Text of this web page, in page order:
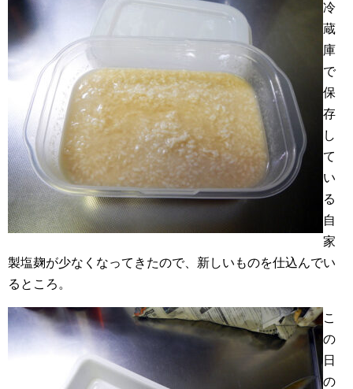
冷
蔵
庫
で
保
存
し
て
い
る
自
家
製塩麹が少なくなってきたので、新しいものを仕込んでい
るところ。
こ
の
日
の